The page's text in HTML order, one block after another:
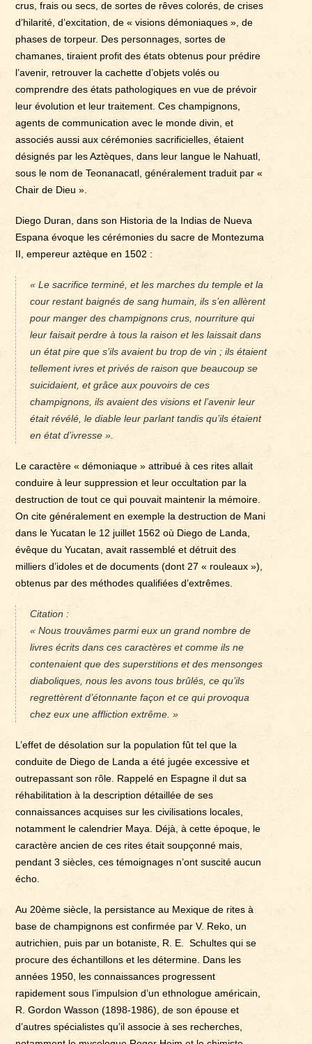
crus, frais ou secs, de sortes de rêves colorés, de crises
d’hilarité, d’excitation, de « visions démoniaques », de
phases de torpeur. Des personnages, sortes de
chamanes, tiraient profit des états obtenus pour prédire
l’avenir, retrouver la cachette d’objets volés ou
comprendre des états pathologiques en vue de prévoir
leur évolution et leur traitement. Ces champignons,
agents de communication avec le monde divin, et
associés aussi aux cérémonies sacrificielles, étaient
désignés par les Aztèques, dans leur langue le Nahuatl,
sous le nom de Teonanacatl, généralement traduit par «
Chair de Dieu ».
Diego Duran, dans son Historia de la Indias de Nueva
Espana évoque les cérémonies du sacre de Montezuma
II, empereur aztèque en 1502 :
« Le sacrifice terminé, et les marches du temple et la
cour restant baignés de sang humain, ils s’en allèrent
pour manger des champignons crus, nourriture qui
leur faisait perdre à tous la raison et les laissait dans
un état pire que s’ils avaient bu trop de vin ; ils étaient
tellement ivres et privés de raison que beaucoup se
suicidaient, et grâce aux pouvoirs de ces
champignons, ils avaient des visions et l’avenir leur
était révélé, le diable leur parlant tandis qu’ils étaient
en état d’ivresse ».
Le caractère « démoniaque » attribué à ces rites allait
conduire à leur suppression et leur occultation par la
destruction de tout ce qui pouvait maintenir la mémoire.
On cite généralement en exemple la destruction de Mani
dans le Yucatan le 12 juillet 1562 où Diego de Landa,
évêque du Yucatan, avait rassemblé et détruit des
milliers d’idoles et de documents (dont 27 « rouleaux »),
obtenus par des méthodes qualifiées d’extrêmes.
Citation :
« Nous trouvâmes parmi eux un grand nombre de
livres écrits dans ces caractères et comme ils ne
contenaient que des superstitions et des mensonges
diaboliques, nous les avons tous brûlés, ce qu’ils
regrettèrent d’étonnante façon et ce qui provoqua
chez eux une affliction extrême. »
L’effet de désolation sur la population fût tel que la
conduite de Diego de Landa a été jugée excessive et
outrepassant son rôle. Rappelé en Espagne il dut sa
réhabilitation à la description détaillée de ses
connaissances acquises sur les civilisations locales,
notamment le calendrier Maya. Déjà, à cette époque, le
caractère ancien de ces rites était soupçonné mais,
pendant 3 siècles, ces témoignages n’ont suscité aucun
écho.
Au 20ème siècle, la persistance au Mexique de rites à
base de champignons est confirmée par V. Reko, un
autrichien, puis par un botaniste, R. E. Schultes qui se
procure des échantillons et les détermine. Dans les
années 1950, les connaissances progressent
rapidement sous l’impulsion d’un ethnologue américain,
R. Gordon Wasson (1898-1986), de son épouse et
d’autres spécialistes qu’il associe à ses recherches,